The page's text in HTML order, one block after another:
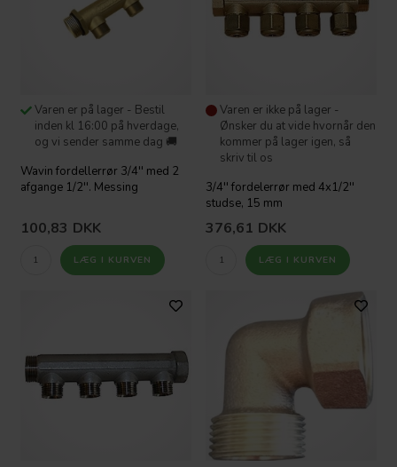
Varen er på lager - Bestil
inden kl 16:00 på hverdage,
og vi sender samme dag 🚚
Wavin fordellerrør 3/4'' med 2
afgange 1/2''. Messing
100,83 DKK
Varen er ikke på lager -
Ønsker du at vide hvornår den
kommer på lager igen, så
skriv til os
3/4'' fordelerrør med 4x1/2''
studse, 15 mm
376,61 DKK